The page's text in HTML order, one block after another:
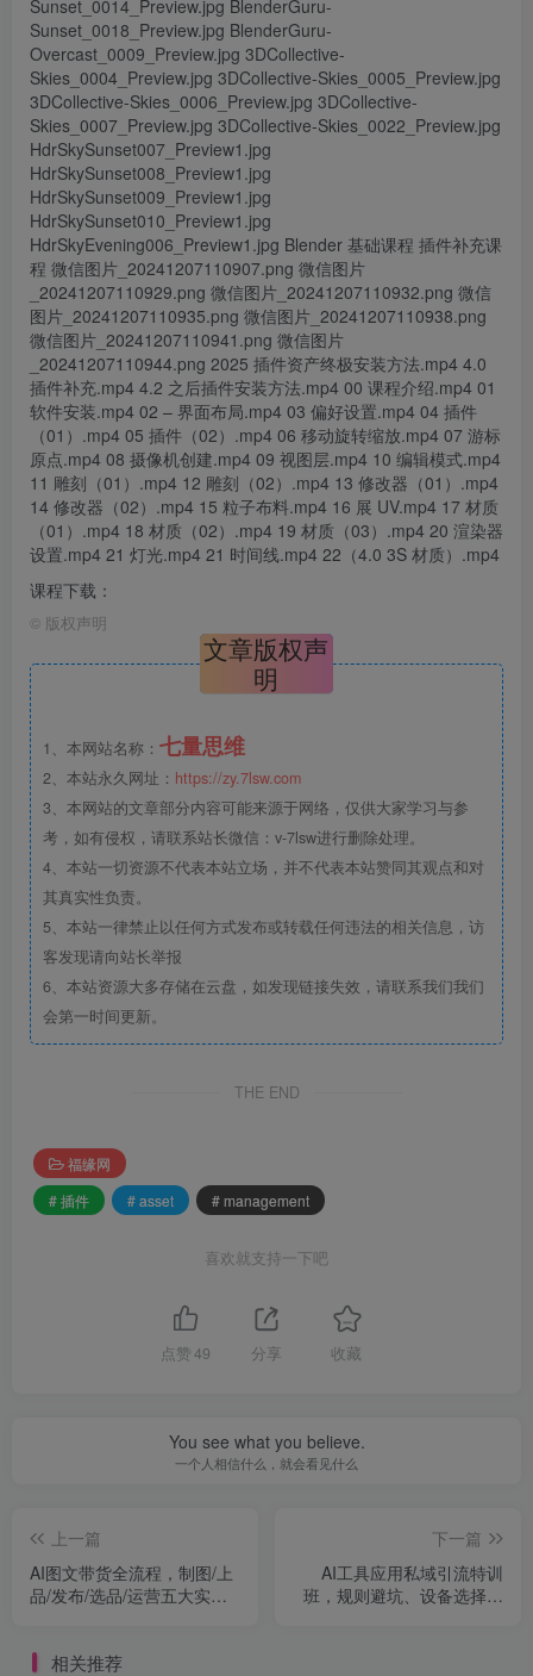
Sunset_0014_Preview.jpg BlenderGuru-
Sunset_0018_Preview.jpg BlenderGuru-
Overcast_0009_Preview.jpg 3DCollective-
Skies_0004_Preview.jpg 3DCollective-Skies_0005_Preview.jpg
3DCollective-Skies_0006_Preview.jpg 3DCollective-
Skies_0007_Preview.jpg 3DCollective-Skies_0022_Preview.jpg
HdrSkySunset007_Preview1.jpg
HdrSkySunset008_Preview1.jpg
HdrSkySunset009_Preview1.jpg
HdrSkySunset010_Preview1.jpg
HdrSkyEvening006_Preview1.jpg Blender 基础课程 插件补充课
程 微信图片_20241207110907.png 微信图片
_20241207110929.png 微信图片_20241207110932.png 微信
图片_20241207110935.png 微信图片_20241207110938.png
微信图片_20241207110941.png 微信图片
_20241207110944.png 2025 插件资产终极安装方法.mp4 4.0
插件补充.mp4 4.2 之后插件安装方法.mp4 00 课程介绍.mp4 01
软件安装.mp4 02 – 界面布局.mp4 03 偏好设置.mp4 04 插件
（01）.mp4 05 插件（02）.mp4 06 移动旋转缩放.mp4 07 游标
原点.mp4 08 摄像机创建.mp4 09 视图层.mp4 10 编辑模式.mp4
11 雕刻（01）.mp4 12 雕刻（02）.mp4 13 修改器（01）.mp4
14 修改器（02）.mp4 15 粒子布料.mp4 16 展 UV.mp4 17 材质
（01）.mp4 18 材质（02）.mp4 19 材质（03）.mp4 20 渲染器
设置.mp4 21 灯光.mp4 21 时间线.mp4 22（4.0 3S 材质）.mp4
课程下载：
© 版权声明
文章版权声
明
1、本网站名称： 七量思维
2、本站永久网址： https://zy.7lsw.com
3、本网站的文章部分内容可能来源于网络，仅供大家学习与参
考，如有侵权，请联系站长微信：v-7lsw进行删除处理。
4、本站一切资源不代表本站立场，并不代表本站赞同其观点和对
其真实性负责。
5、本站一律禁止以任何方式发布或转载任何违法的相关信息，访
客发现请向站长举报
6、本站资源大多存储在云盘，如发现链接失效，请联系我们我们
会第一时间更新。
THE END
福缘网
# 插件
# asset # management
喜欢就支持一下吧
点赞 49 分享 收藏
You see what you believe.
一个人相信什么，就会看见什么
上一篇
AI图文带货全流程，制图/上
品/发布/选品/运营五大实操
下一篇
AI工具应用私域引流特训
班，规则避坑、设备选择、
相关推荐